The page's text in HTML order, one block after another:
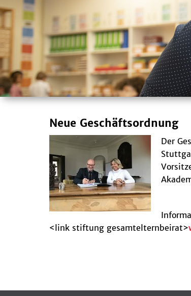
Neue Geschäftsordnung
Der
<link stiftung gesamtelternbeirat>